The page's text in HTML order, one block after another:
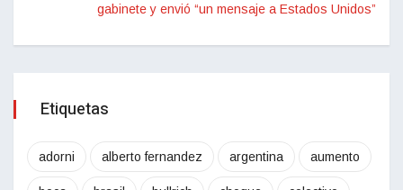
gabinete y envió “un mensaje a Estados Unidos”
Etiquetas
adorni alberto fernandez argentina aumento